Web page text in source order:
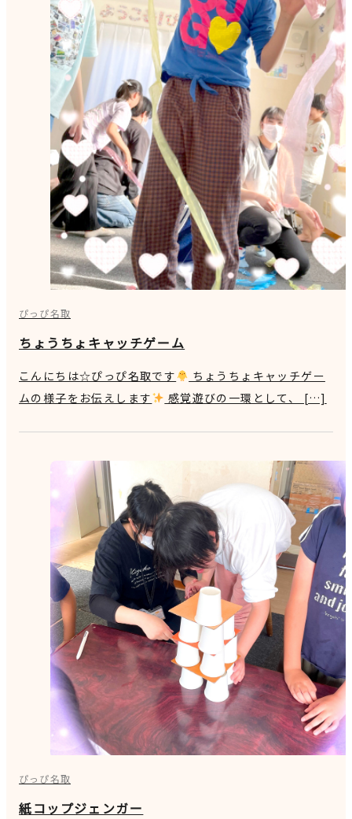
ぴっぴ名取
ちょうちょキャッチゲーム
こんにちは☆ぴっぴ名取です
ちょうちょキャッチゲー
ムの様子をお伝えします
感覚遊びの一環として、 […]
ぴっぴ名取
紙コップジェンガー